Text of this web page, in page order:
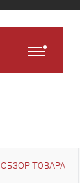
ОБЗОР ТОВАРА